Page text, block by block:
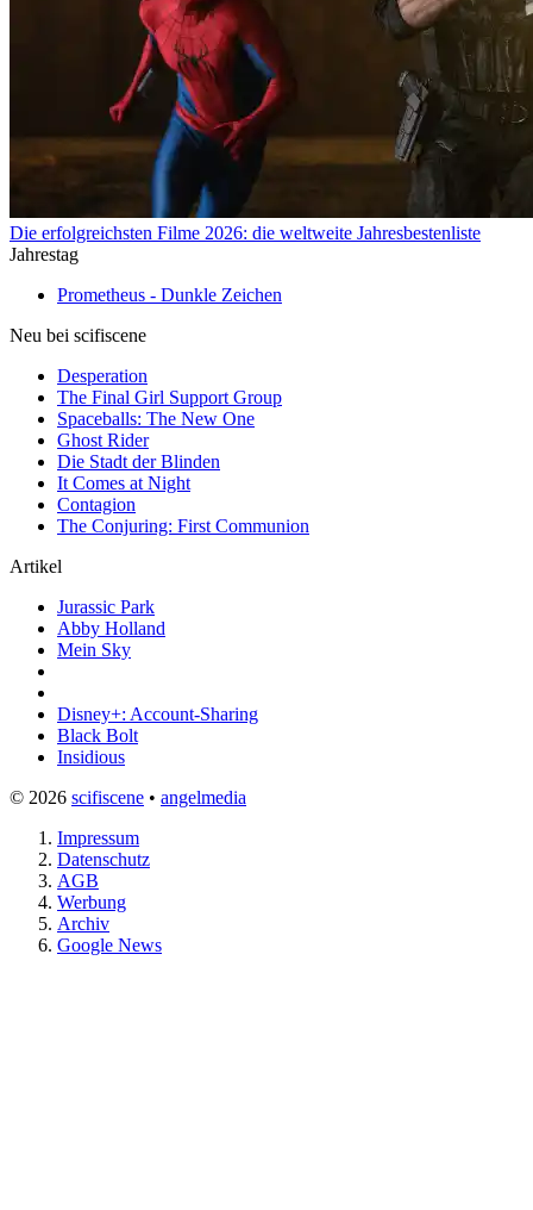
Die erfolgreichsten Filme 2026: die weltweite Jahresbestenliste
Jahrestag
Prometheus - Dunkle Zeichen
Neu bei scifiscene
Desperation
The Final Girl Support Group
Spaceballs: The New One
Ghost Rider
Die Stadt der Blinden
It Comes at Night
Contagion
The Conjuring: First Communion
Artikel
Jurassic Park
Abby Holland
Mein Sky
Disney+: Account-Sharing
Black Bolt
Insidious
© 2026 scifiscene • angelmedia
Impressum
Datenschutz
AGB
Werbung
Archiv
Google News